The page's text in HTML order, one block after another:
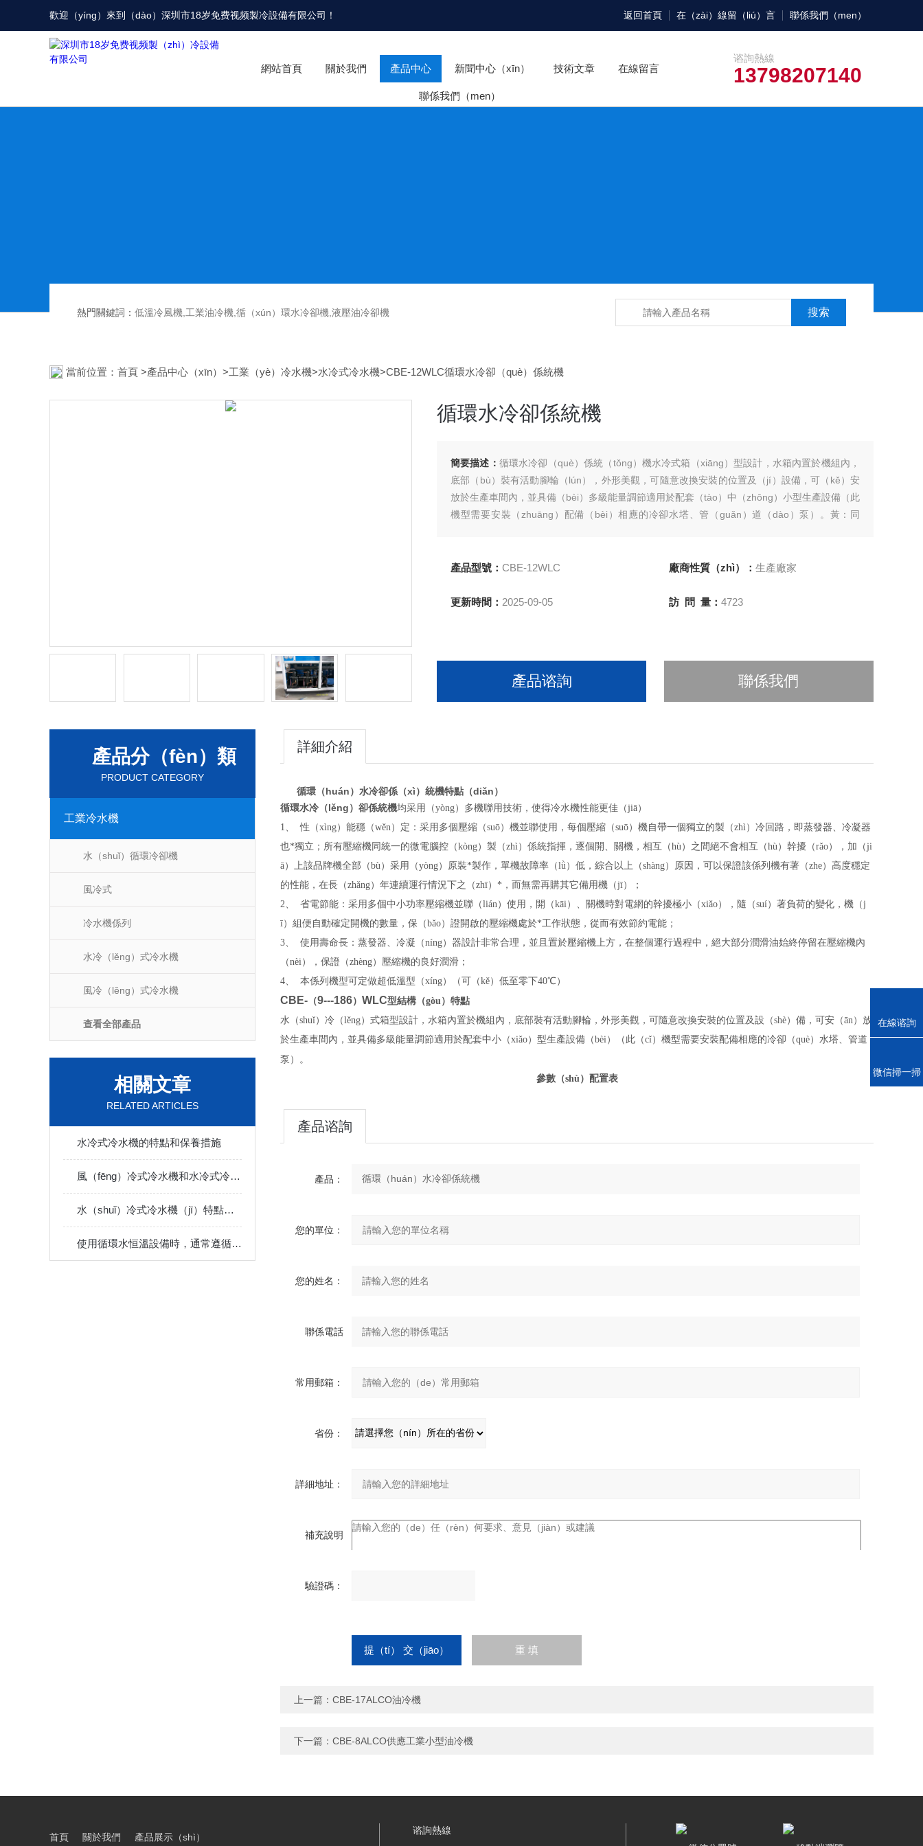
歡迎（yíng）來到（dào） 深圳市18岁免费视频製冷設備有限公司 ！ 返回首頁 在（zài）線留（liú）言 聯係我們（men）
谘詢熱線
13798207140
網站首頁 關於我們 產品中心 新聞中心（xīn） 技術文章 在線留言
聯係我們（men）
熱門關鍵詞： 低溫冷風機,工業油冷機,循（xún）環水冷卻機,液壓油冷卻機
當前位置： 首頁 >產品中心（xīn） >工業（yè）冷水機>水冷式冷水機>CBE-12WLC循環水冷卻（què）係統機
循環水冷卻係統機
簡要描述： 循環水冷卻（què）係統（tǒng）機水冷式箱（xiāng）型設計，水箱內置於機組內，
底部（bù）裝有活動腳輪（lún），外形美觀，可隨意改換安裝的位置及（jí）設備，可（kě）安
放於生產車間內，並具備（bèi）多級能量調節適用於配套（tào）中（zhōng）小型生產設備（此
機型需要安裝（zhuāng）配備（bèi）相應的冷卻水塔、管（guǎn）道（dào）泵）。黃：同
產品型號： CBE-12WLC 廠商性質（zhì）： 生產廠家
更新時間： 2025-09-05 訪 問 量： 4723
產品谘詢 聯係我們
產品分（fèn）類
PRODUCT CATEGORY
工業冷水機
水（shuǐ）循環冷卻機
風冷式
冷水機係列
水冷（lěng）式冷水機
風冷（lěng）式冷水機
查看全部產品
相關文章
RELATED ARTICLES
水冷式冷水機的特點和保養措施
風（fēng）冷式冷水機和水冷式冷水（shuǐ）機的比較
水（shuǐ）冷式冷水機（jī）特點詳述（shù）
使用循環水恒溫設備時，通常遵循以下步驟
詳細介紹
循環（huán）水冷卻係（xì）統機特點（diǎn）
循環水冷（lěng）卻係統機均采用（yòng）多機聯用技術，使得冷水機性能更佳（jiā）
1、性（xìng）能穩（wěn）定：采用多個壓縮（suō）機並聯使用，每個壓縮（suō）機自帶一個獨立的製（zhì）冷回路，即蒸發器、冷凝器
也*獨立；所有壓縮機同統一的微電腦控（kòng）製（zhì）係統指揮，逐個開、關機，相互（hù）之間絕不會相互（hù）幹擾（rǎo），加（ji
ā）上該品牌機全部（bù）采用（yòng）原裝*製作，單機故障率（lǜ）低，綜合以上（shàng）原因，可以保證該係列機有著（zhe）高度穩定
的性能，在長（zhǎng）年連續運行情況下之（zhī）*，而無需再購其它備用機（jī）；
2、 省電節能：采用多個中小功率壓縮機並聯（lián）使用，開（kāi）、關機時對電網的幹擾極小（xiǎo），隨（suí）著負荷的變化，機（j
ī）組便自動確定開機的數量，保（bǎo）證開啟的壓縮機處於*工作狀態，從而有效節約電能；
3、 使用壽命長：蒸發器、冷凝（níng）器設計非常合理，並且置於壓縮機上方，在整個運行過程中，絕大部分潤滑油始終停留在壓縮機內
（nèi），保證（zhèng）壓縮機的良好潤滑；
4、 本係列機型可定做超低溫型（xíng）（可（kě）低至零下40℃）
CBE- （9---186） WLC型結構（gòu）特點
水（shuǐ）冷（lěng）式箱型設計，水箱內置於機組內，底部裝有活動腳輪，外形美觀，可隨意改換安裝的位置及設（shè）備，可安（ān）放
於生產車間內，並具備多級能量調節適用於配套中小（xiǎo）型生產設備（bèi）（此（cǐ）機型需要安裝配備相應的冷卻（què）水塔、管道
泵）。
參數（shù）配置表
產品谘詢
產品：
您的單位：
您的姓名：
聯係電話
常用郵箱：
省份：
詳細地址：
補充說明
驗證碼：
算結
果（guǒ）（填寫阿拉伯數
字），如：三加四=7
上一篇： CBE-17ALCO油冷機
下一篇： CBE-8ALCO供應工業小型油冷機
首頁 關於我們 產品展示（shì）
谘詢熱線
在線谘詢
電話
微信掃一掃